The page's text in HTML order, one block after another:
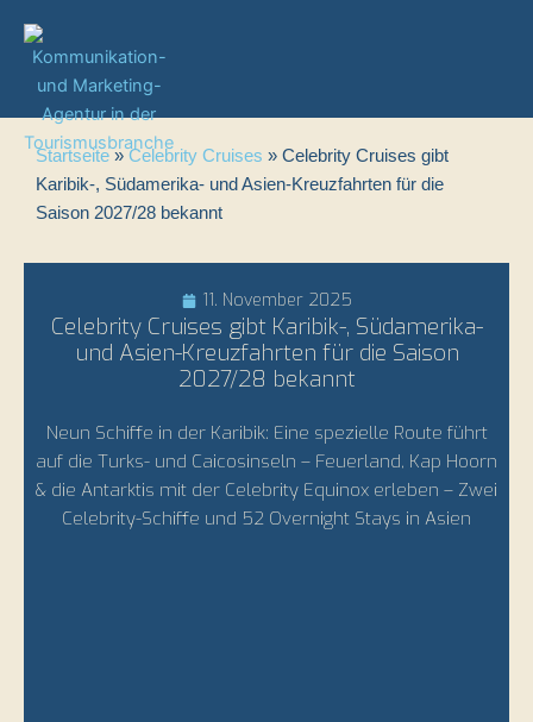
Inhalt
springen
Startseite»Celebrity Cruises » Celebrity Cruises gibt
Karibik-, Südamerika- und Asien-Kreuzfahrten für die
Saison 2027/28 bekannt
11. November 2025
Celebrity Cruises gibt Karibik-, Südamerika-
und Asien-Kreuzfahrten für die Saison
2027/28 bekannt
Neun Schiffe in der Karibik: Eine spezielle Route führt
auf die Turks- und Caicosinseln – Feuerland, Kap Hoorn
& die Antarktis mit der Celebrity Equinox erleben – Zwei
Celebrity-Schiffe und 52 Overnight Stays in Asien